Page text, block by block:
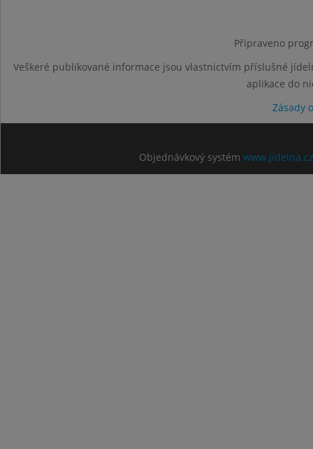
Připraveno
Veškeré publikované informace jsou vlastnictvím příslušné
aplikace do
Zásady
Objednávkový systém www.jidelna.cz